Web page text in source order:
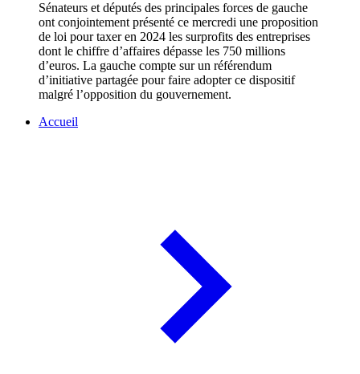
Sénateurs et députés des principales forces de gauche
ont conjointement présenté ce mercredi une proposition
de loi pour taxer en 2024 les surprofits des entreprises
dont le chiffre d’affaires dépasse les 750 millions
d’euros. La gauche compte sur un référendum
d’initiative partagée pour faire adopter ce dispositif
malgré l’opposition du gouvernement.
Accueil